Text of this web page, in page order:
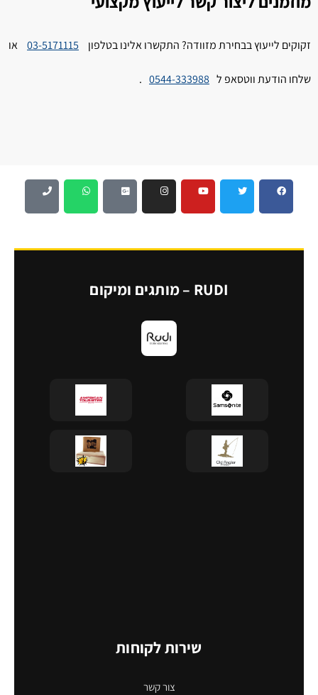
זקוקים לייעוץ בבחירת מזוודה? התקשרו אלינו בטלפון 03-5171115 או
שלחו הודעת ווטסאפ ל 0544-333988
.
RUDI – מותגים ומיקום
שירות לקוחות
צור קשר